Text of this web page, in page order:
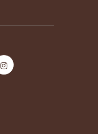
instagram